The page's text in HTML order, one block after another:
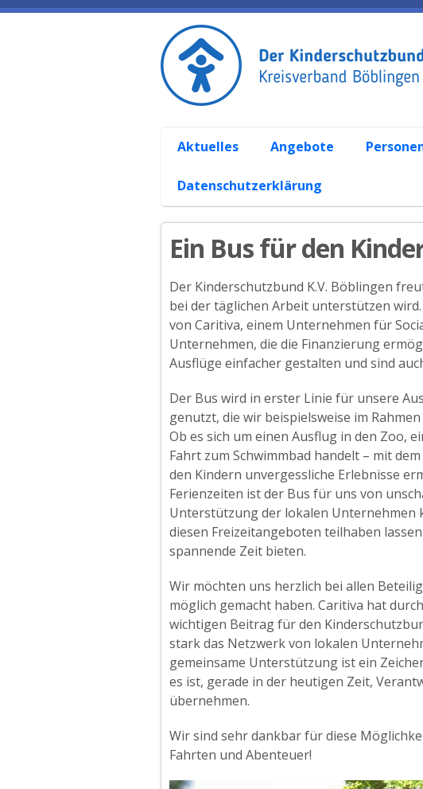
Aktuelles Angebote
Datenschutzerklärung
Ein Bus für den
Der Kinderschutzbund K.V. Böblingen
bei der täglichen Arbeit unterstützen
von Caritiva, einem Unternehmen für
Unternehmen, die die Finanzierung
Ausflüge einfacher gestalten und sind
Der Bus wird in erster Linie für unsere
genutzt, die wir beispielsweise im
Ob es sich um einen Ausflug in den Zoo,
Fahrt zum Schwimmbad handelt – mit
den Kindern unvergessliche Erlebnisse
Ferienzeiten ist der Bus für uns von
Unterstützung der lokalen Unternehmen
diesen Freizeitangeboten teilhaben
spannende Zeit bieten.
Wir möchten uns herzlich bei allen
möglich gemacht haben. Caritiva hat
wichtigen Beitrag für den
stark das Netzwerk von lokalen
gemeinsame Unterstützung ist ein
es ist, gerade in der heutigen Zeit,
übernehmen.
Wir sind sehr dankbar für diese
Fahrten und Abenteuer!